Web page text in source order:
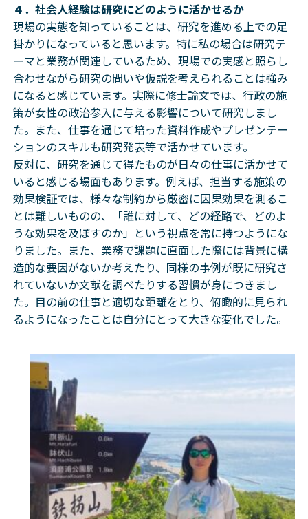
４．社会人経験は研究にどのように活かせるか
現場の実態を知っていることは、研究を進める上での足
掛かりになっていると思います。特に私の場合は研究テ
ーマと業務が関連しているため、現場での実感と照らし
合わせながら研究の問いや仮説を考えられることは強み
になると感じています。実際に修士論文では、行政の施
策が女性の政治参入に与える影響について研究しまし
た。また、仕事を通じて培った資料作成やプレゼンテー
ションのスキルも研究発表等で活かせています。
反対に、研究を通じて得たものが日々の仕事に活かせて
いると感じる場面もあります。例えば、担当する施策の
効果検証では、様々な制約から厳密に因果効果を測るこ
とは難しいものの、「誰に対して、どの経路で、どのよ
うな効果を及ぼすのか」という視点を常に持つようにな
りました。また、業務で課題に直面した際には背景に構
造的な要因がないか考えたり、同様の事例が既に研究さ
れていないか文献を調べたりする習慣が身につきまし
た。目の前の仕事と適切な距離をとり、俯瞰的に見られ
るようになったことは自分にとって大きな変化でした。